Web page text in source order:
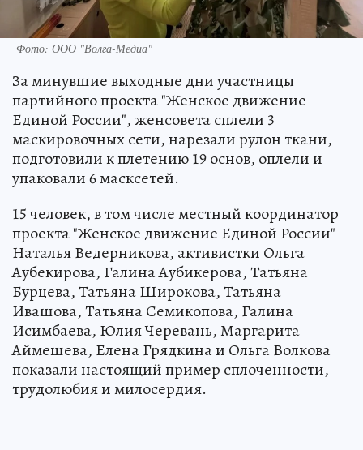
Фото: ООО "Волга-Медиа"
За минувшие выходные дни участницы
партийного проекта "Женское движение
Единой России", женсовета сплели 3
маскировочных сети, нарезали рулон ткани,
подготовили к плетению 19 основ, оплели и
упаковали 6 масксетей.
15 человек, в том числе местный координатор
проекта "Женское движение Единой России"
Наталья Ведерникова, активистки Ольга
Аубекирова, Галина Аубикерова, Татьяна
Бурцева, Татьяна Широкова, Татьяна
Ивашова, Татьяна Семикопова, Галина
Исимбаева, Юлия Черевань, Маргарита
Аймешева, Елена Грядкина и Ольга Волкова
показали настоящий пример сплоченности,
трудолюбия и милосердия.